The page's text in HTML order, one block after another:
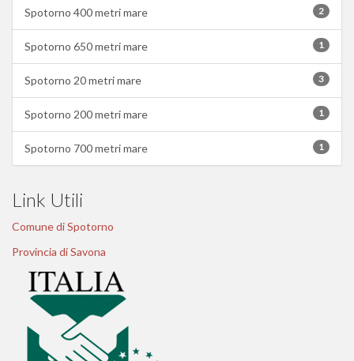
2
Spotorno 400 metri mare
1
Spotorno 650 metri mare
3
Spotorno 20 metri mare
1
Spotorno 200 metri mare
1
Spotorno 700 metri mare
Link Utili
Comune di Spotorno
Provincia di Savona